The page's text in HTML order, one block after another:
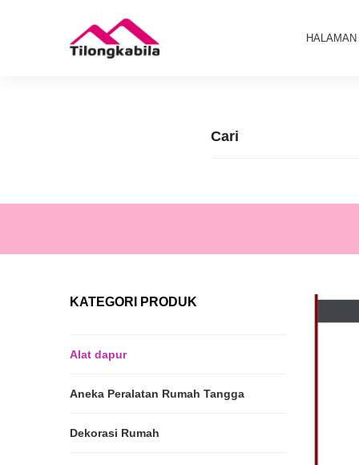
KATEGORI PRODUK
Alat dapur
Aneka Peralatan Rumah Tangga
Dekorasi Rumah